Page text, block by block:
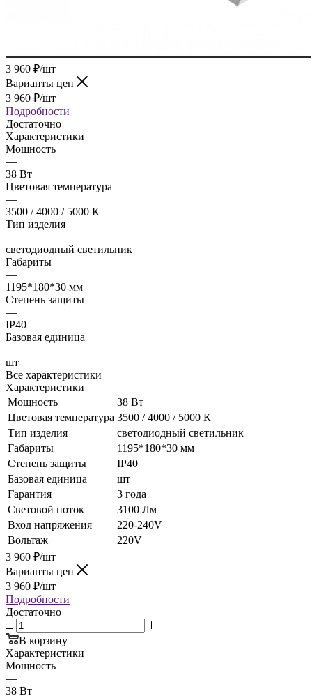
3 960 ₽/шт
Варианты цен
3 960 ₽/шт
Подробности
Достаточно
Характеристики
Мощность
—
38 Вт
Цветовая температура
—
3500 / 4000 / 5000 К
Тип изделия
—
светодиодный светильник
Габариты
—
1195*180*30 мм
Степень защиты
—
IP40
Базовая единица
—
шт
Все характеристики
Характеристики
Мощность
38 Вт
Цветовая температура 3500 / 4000 / 5000 К
Тип изделия
светодиодный светильник
Габариты
1195*180*30 мм
Степень защиты
IP40
Базовая единица
шт
Гарантия
3 года
Световой поток
3100 Лм
Вход напряжения
220-240V
Вольтаж
220V
3 960 ₽/шт
Варианты цен
3 960 ₽/шт
Подробности
Достаточно
В корзину
Характеристики
Мощность
—
38 Вт